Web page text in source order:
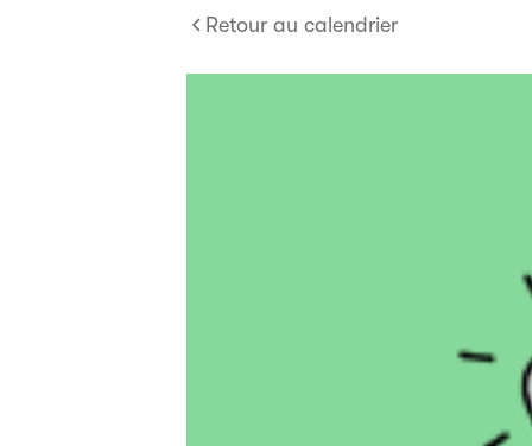
Retour au calendrier